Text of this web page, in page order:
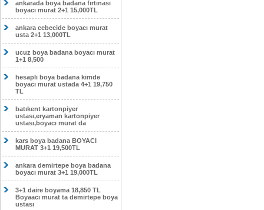
ankarada boya badana fırtınası
boyacı murat 2+1 15,000TL
ankara cebecide boyacı murat
usta 2+1 13,000TL
ucuz boya badana boyacı murat
1+1 8,500
hesaplı boya badana kimde
boyacı murat ustada 4+1 19,750
TL
batıkent kartonpiyer
ustası,eryaman kartonpiyer
ustası,boyacı murat da
kars boya badana BOYACI
MURAT 3+1 19,500TL
ankara demirtepe boya badana
boyacı murat 3+1 19,000TL
3+1 daire boyama 18,850 TL
Boyaacı murat ta demirtepe boya
ustası